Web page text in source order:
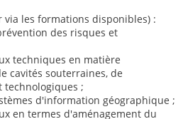
via les formations disponibles) :
des risques et
techniques en matière
cavités souterraines, de
;
d'information géographique ;
en termes d'aménagement du